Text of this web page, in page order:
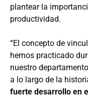
plantear la
productividad.
“El concepto de
hemos practicado
nuestro
a lo largo de la
fuerte desarrollo en